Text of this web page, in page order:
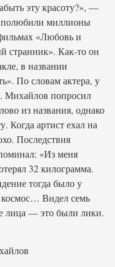
эту красоту?», —
полюбили миллионы
«Любовь и
странник». Как-то он
в названии
По словам актера, у
Михайлов попросил
из названия, однако
Когда артист ехал на
Последствия
«Из меня
32 килограмма.
тогда было у
Видел семь
лица — это были лики.